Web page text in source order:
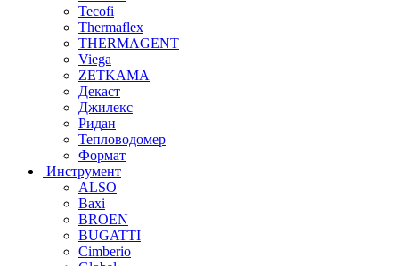
Tecofi
Thermaflex
THERMAGENT
Viega
ZETKAMA
Декаст
Джилекс
Ридан
Тепловодомер
Формат
Инструмент
ALSO
Baxi
BROEN
BUGATTI
Cimberio